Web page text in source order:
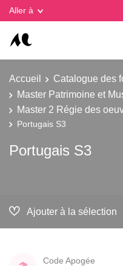
Aller à
Accueil Catalogue des
Master Patrimoine et
Master 2 Régie des
Portugais S3
Portugais S3
Ajouter à la sélection
Code Apogée
Gestion des cookies